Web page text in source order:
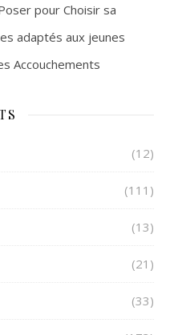
pour Choisir sa
adaptés aux jeunes
Accouchements
(12)
(111)
(13)
(21)
(33)